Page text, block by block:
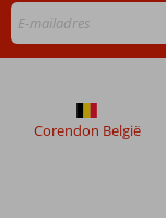
Corendon België